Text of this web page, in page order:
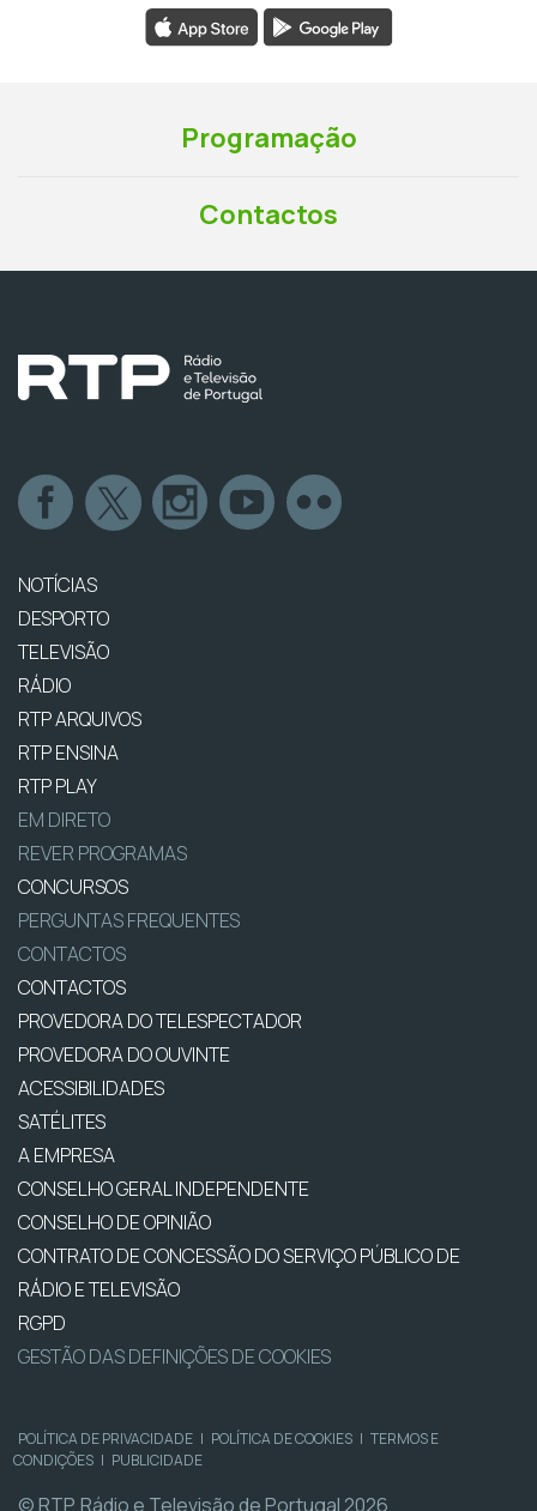
Programação
Contactos
NOTÍCIAS
DESPORTO
TELEVISÃO
RÁDIO
RTP ARQUIVOS
RTP ENSINA
RTP PLAY
EM DIRETO
REVER PROGRAMAS
CONCURSOS
PERGUNTAS FREQUENTES
CONTACTOS
CONTACTOS
PROVEDORA DO TELESPECTADOR
PROVEDORA DO OUVINTE
ACESSIBILIDADES
SATÉLITES
A EMPRESA
CONSELHO GERAL INDEPENDENTE
CONSELHO DE OPINIÃO
CONTRATO DE CONCESSÃO DO SERVIÇO PÚBLICO DE
RÁDIO E TELEVISÃO
RGPD
GESTÃO DAS DEFINIÇÕES DE COOKIES
POLÍTICA DE PRIVACIDADE | POLÍTICA DE COOKIES | TERMOS E
CONDIÇÕES | PUBLICIDADE
© RTP, Rádio e Televisão de Portugal 2026